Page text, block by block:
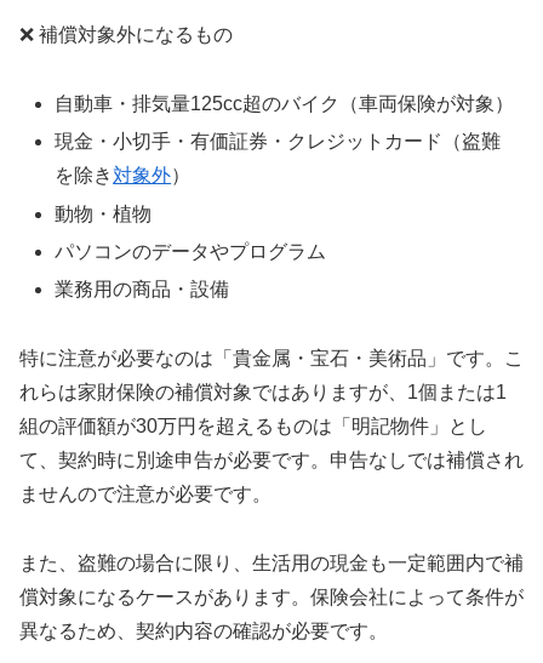
❌ 補償対象外になるもの
自動車・排気量125cc超のバイク（車両保険が対象）
現金・小切手・有価証券・クレジットカード（盗難
を除き 対象外）
動物・植物
パソコンのデータやプログラム
業務用の商品・設備
特に注意が必要なのは「貴金属・宝石・美術品」です。こ
れらは家財保険の補償対象ではありますが、1個または1
組の評価額が30万円を超えるものは「明記物件」とし
て、契約時に別途申告が必要です。申告なしでは補償され
ませんので注意が必要です。
また、盗難の場合に限り、生活用の現金も一定範囲内で補
償対象になるケースがあります。保険会社によって条件が
異なるため、契約内容の確認が必要です。